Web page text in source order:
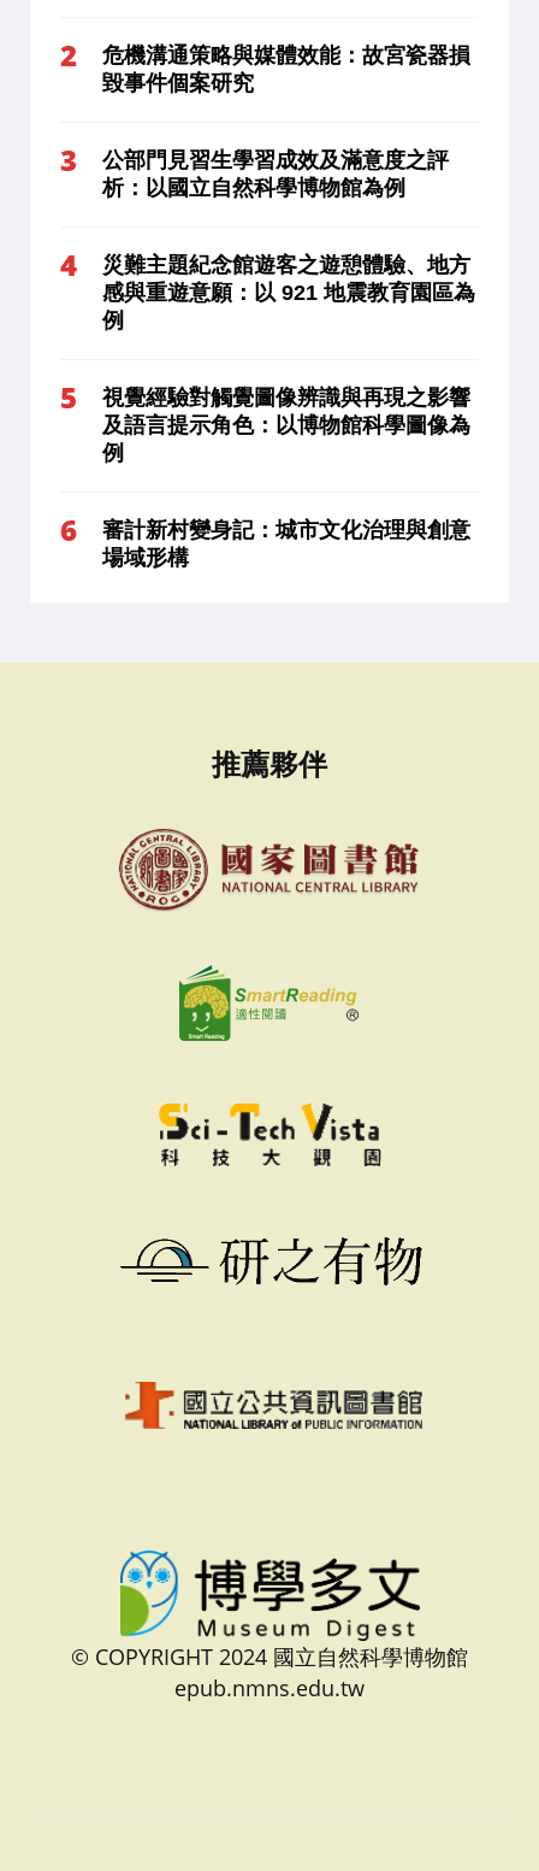
危機溝通策略與媒體效能：故宮瓷器損
毀事件個案研究
公部門見習生學習成效及滿意度之評
析：以國立自然科學博物館為例
災難主題紀念館遊客之遊憩體驗、地方
感與重遊意願：以 921 地震教育園區為
例
視覺經驗對觸覺圖像辨識與再現之影響
及語言提示角色：以博物館科學圖像為
例
審計新村變身記：城市文化治理與創意
場域形構
推薦夥伴
© COPYRIGHT 2024 國立自然科學博物館
epub.nmns.edu.tw